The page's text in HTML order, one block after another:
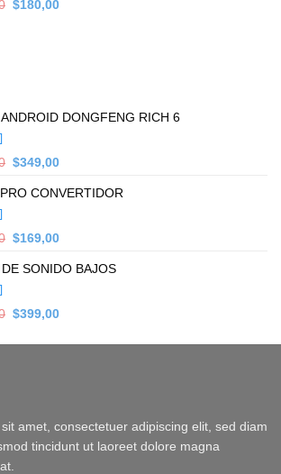
Original
$180,00Current
DONGFENG RICH 6
en
Original
was:
$349,00Current
is:
CONVERTIDOR
en
Original
was:
$169,00Current
is:
SONIDO BAJOS
en
Original
was:
$399,00Current
is:
amet, consectetuer adipiscing elit, sed diam
tincidunt ut laoreet dolore magna